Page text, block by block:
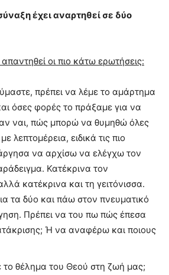
έχει αναρτηθεί σε δύο
οι πιο κάτω ερωτήσεις:
πρέπει να λέμε το αμάρτημα
όσες φορές το πράξαμε για να
ναι, πώς μπορώ να θυμηθώ όλες
λεπτομέρεια, ειδικά τις πιο
να αρχίσω να ελέγχω τον
Κατέκρινα τον
κατέκρινα και τη γειτόνισσα.
τα δύο και πάω στον πνευματικό
Πρέπει να του πω πώς έπεσα
Ή να αναφέρω και ποιους
θέλημα του Θεού στη ζωή μας;